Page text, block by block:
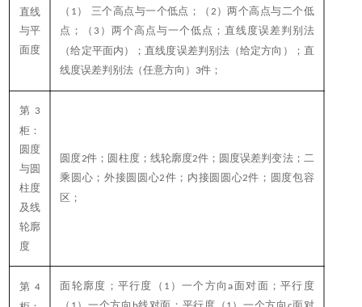
直线
与平
面度
（ 1 ） 三个高点与一个低点；（ 2 ）两个高点与二个低
点；（ 3 ）两个高点与一个低点；直线度误差判别法
（给定平面内）；直线度误差判别法（给定方向）；直
线度误差判别法（任意方向） 3件；
第 3
柜：
圆度
与圆
柱度
及线
轮廓
度
圆度2件；圆柱度；线轮廓度2件；圆度误差判变法；二
乘圆心；外接圆圆心2件；内接圆圆心2件；圆度包容
区；
第4
面轮廓度；平行度（ 1 ）一个方向a面对面；平行度